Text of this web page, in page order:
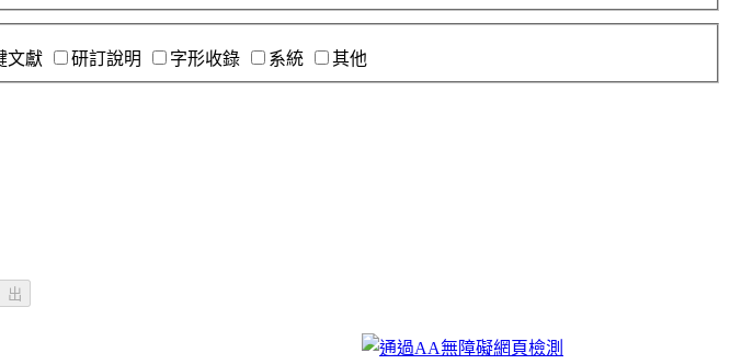
文獻 研訂說明 字形收錄 系統 其他